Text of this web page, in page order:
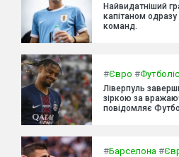
Найвидатніший
капітаном
команд.
#Євро #
Ліверпуль
зіркою за
повідомляє
#Барселона #